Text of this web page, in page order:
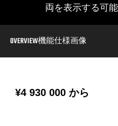
両を表示する可
OVERVIEW機能仕様画像
から
¥4 930 000